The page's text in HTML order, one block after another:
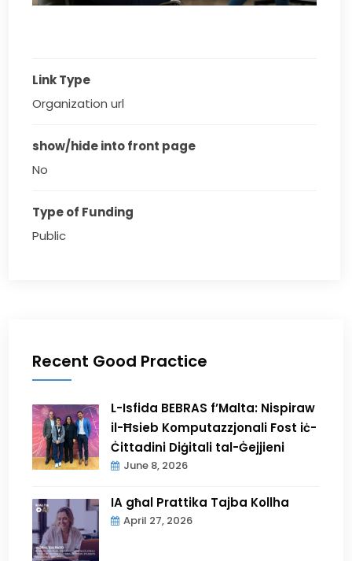
Link Type
Organization url
show/hide into front page
No
Type of Funding
Public
Recent Good Practice
L-Isfida BEBRAS f’Malta: Nispiraw
il-Ħsieb Komputazzjonali Fost iċ-
Ċittadini Diġitali tal-Ġejjieni
June 8, 2026
IA għal Prattika Tajba Kollha
April 27, 2026